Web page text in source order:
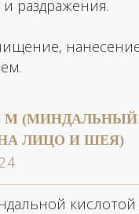
крем по типу
ЗОНА
для терапии всех
кожи.